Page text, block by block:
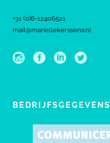
+31 (0)6-12406521
mail@mariellekerssens.nl
BEDRIJFSGEGEVENS